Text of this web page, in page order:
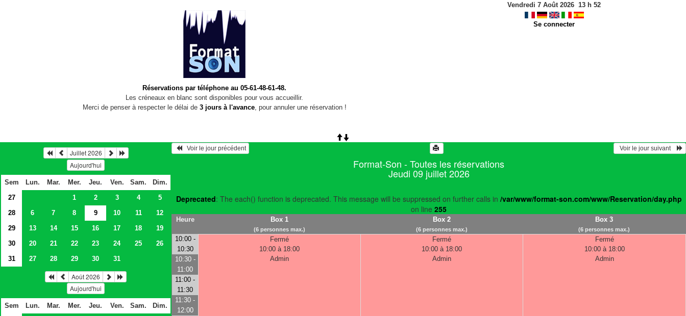
Réservations par téléphone au 05-61-48-61-48.
Les créneaux en blanc sont disponibles pour vous accueillir.
Merci de penser à respecter le délai de 3 jours à l'avance, pour annuler une réservation !
Vendredi 7 Août 2026 13 h 52
Se connecter
Juillet 2026
Aujourd'hui
Sem Lun. Mar. Mer. Jeu. Ven. Sam.
Dim.
27
1 2 3 4
5
28
6 7 8 9 10 11
12
29
13 14 15 16 17 18
19
30
20 21 22 23 24 25
26
31
27 28 29 30 31
Août 2026
Aujourd'hui
Sem Lun. Mar. Mer. Jeu. Ven. Sam.
Dim.
   Voir le jour précédent
  Voir le jour suivant
Format-Son - Toutes les réservations
Jeudi 09 juillet 2026
Deprecated: The each() function is deprecated. This message will be suppressed on further calls in /var/www/format-son.com/www/Reservation/day.php
on line 255
Heure Box 1
(6 personnes max.)
Box 2
(6 personnes max.)
Box 3
(6 personnes max.)
10:00 -
10:30
Fermé
10:00 à 18:00
Admin
Fermé
10:00 à 18:00
Admin
Fermé
10:00 à 18:00
Admin
10:30 -
11:00
11:00 -
11:30
11:30 -
12:00